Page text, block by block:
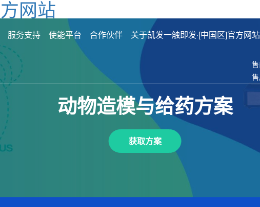
网站
服务支持 使能平台 合作伙伴 关于凯发一触即发·[中国区]官方网站
动物造模与给药方案
获取方案